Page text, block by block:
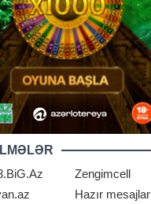
Zengimcell
Hazır mesajlar